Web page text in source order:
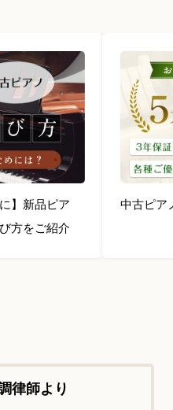
】新品ピア
方をご紹介
中古ピア
律師より